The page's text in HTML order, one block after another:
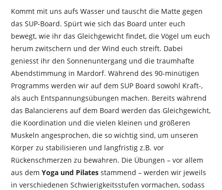
Kommt mit uns aufs Wasser und tauscht die Matte gegen
das SUP-Board. Spürt wie sich das Board unter euch
bewegt, wie ihr das Gleichgewicht findet, die Vögel um euch
herum zwitschern und der Wind euch streift. Dabei
geniesst ihr den Sonnenuntergang und die traumhafte
Abendstimmung in Mardorf. Während des 90-minütigen
Programms werden wir auf dem SUP Board sowohl Kraft-,
als auch Entspannungsübungen machen. Bereits während
das Balancierens auf dem Board werden das Gleichgewicht,
die Koordination und die vielen kleinen und größeren
Muskeln angesprochen, die so wichtig sind, um unseren
Körper zu stabilisieren und langfristig z.B. vor
Rückenschmerzen zu bewahren. Die Übungen – vor allem
aus dem Yoga und Pilates stammend – werden wir jeweils
in verschiedenen Schwierigkeitsstufen vormachen, sodass